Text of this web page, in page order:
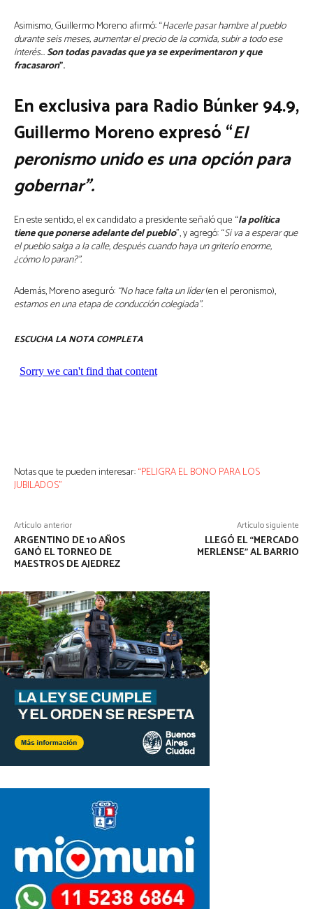
Asimismo, Guillermo Moreno afirmó: “Hacerle pasar hambre al pueblo
durante seis meses, aumentar el precio de la comida, subir a todo ese
interés…Son todas pavadas que ya se experimentaron y que
fracasaron”.
En exclusiva para Radio Búnker 94.9,
Guillermo Moreno expresó “El
peronismo unido es una opción para
gobernar”.
En este sentido, el ex candidato a presidente señaló que “la política
tiene que ponerse adelante del pueblo”, y agregó: “Si va a esperar que
el pueblo salga a la calle, después cuando haya un griterío enorme,
¿cómo lo paran?”.
Además, Moreno aseguró: “No hace falta un líder(en el peronismo),
estamos en una etapa de conducción colegiada”.
ESCUCHA LA NOTA COMPLETA
Notas que te pueden interesar:“PELIGRA EL BONO PARA LOS
JUBILADOS”
Artículo anterior
ARGENTINO DE 10 AÑOS
GANÓ EL TORNEO DE
MAESTROS DE AJEDREZ
Artículo siguiente
LLEGÓ EL “MERCADO
MERLENSE” AL BARRIO